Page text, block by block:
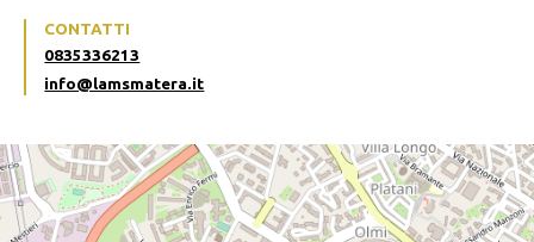
CONTATTI
0835336213
info@lamsmatera.it